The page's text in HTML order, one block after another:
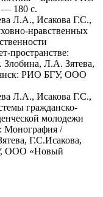
180 с.
Л.А., Исакова Г.С.,
нравственных
пространстве:
Л.А. Зятева,
РИО БГУ, ООО
Л.А., Исакова Г.С.,
гражданско-
молодежи
Монография /
Г.С.Исакова,
ООО «Новый